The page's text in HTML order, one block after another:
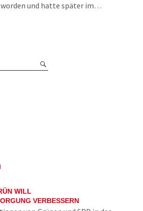
und hatte später im…
WILL
VERBESSERN